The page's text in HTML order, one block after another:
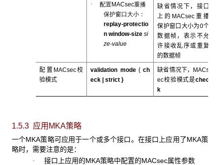
· 配置MACsec重播
保护窗口大小：
replay-protectio
n window-size si
ze-value
缺省情况下，接口
上的MACsec重播
保护窗口大小为0个
数据帧，表示不允
许接收乱序或重复
的数据帧
配置MACsec校
验模式
validation mode {ch
eck |strict}
缺省情况下，MACs
ec校验模式是chec
k
1.5.3 应用MKA策略
一个MKA策略可应用于一个或多个接口。在接口上应用了MKA策
略时，需要注意的是：
· 接口上应用的MKA策略中配置的MACsec属性参数